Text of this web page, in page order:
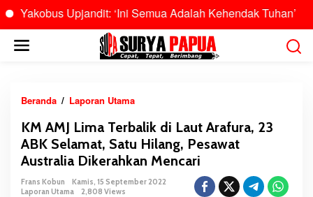
Upjandit: ‘Ini Semua Adalah Kehendak Tuhan’
Beranda / Laporan Utama
A
M
J
L
KM AMJ Lima Terbalik di Laut Arafura, 23
ABK Selamat, Satu Hilang, Pesawat
Australia Dikerahkan Mencari
Frans Kobun
Kamis, 15 September 2022
Laporan Utama
2,808 Views